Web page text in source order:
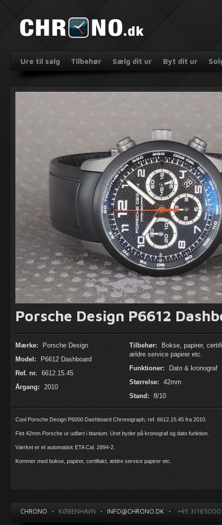
Ure til salg Tilbehør Sælg dit ur Byt dit ur
Porsche Design P6612
Mærke:
Porsche Design
Model:
P6612 Dashboard
Ref. nr.
6612.15.45
Årgang:
2010
Tilbehør:
Bokse, papirer,
ældre service papirer etc.
Funktioner:
Dato & kronograf
Størrelse:
42mm
Stand:
8/10
Cool Porsche Design P6000 Dashboard Chronograph, ref. 6612.15.45 fra 2010.
Flot 42mm Porsche ur udført i titanium. Uret byder på kronograf og dato funktion.
Værket er et automatisk ETA Cal. 2894-2.
Kommer med bokse, papirer, certifiakt, ældre service papirer etc.
CHRONO • KØBENHAVN • INFO@CHRONO.DK • +45 31165000